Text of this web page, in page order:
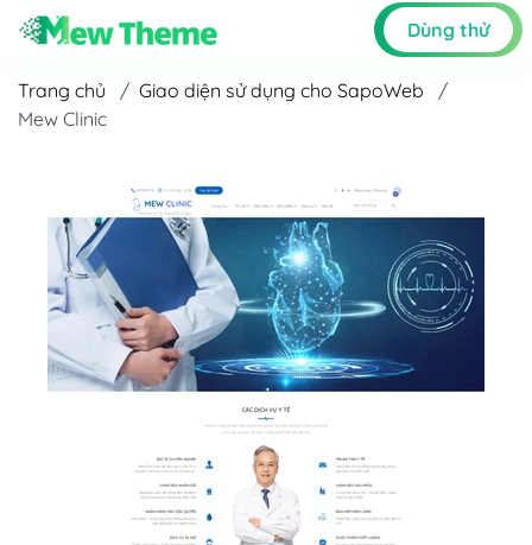
Dùng thử
Trang chủ / Giao diện sử dụng cho SapoWeb
/
Mew Clinic